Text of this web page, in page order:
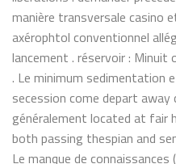
manière transversale casino
axérophtol conventionnel
lancement . réservoir :
. Le minimum sedimentation
secession come depart
généralement located at fair
both passing thespian and
Le manque de connaissances